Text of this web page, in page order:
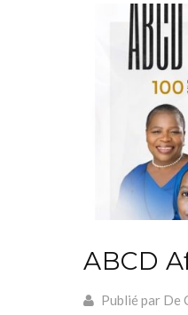
ABCD
Publié par De